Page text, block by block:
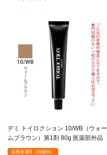
デミ トイロクション 10/WB（ウォー
ムブラウン）第1剤 80g 医薬部外品
提携倉庫B（同梱別）